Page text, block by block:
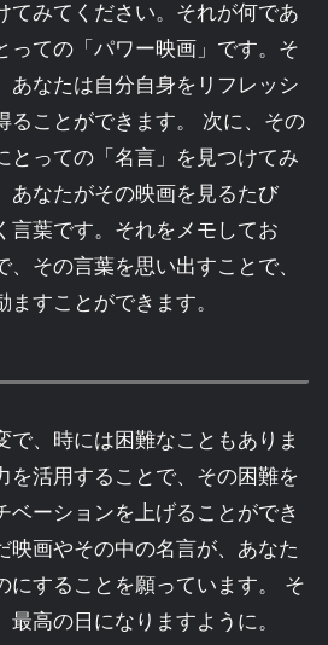
てみてください。それが何であ
っての「パワー映画」です。そ
あなたは自分自身をリフレッシ
ることができます。 次に、その
とっての「名言」を見つけてみ
あなたがその映画を見るたび
言葉です。それをメモしてお
、その言葉を思い出すことで、
すことができます。
で、時には困難なこともありま
を活用することで、その困難を
ベーションを上げることができ
映画やその中の名言が、あなた
にすることを願っています。 そ
高の日になりますように。